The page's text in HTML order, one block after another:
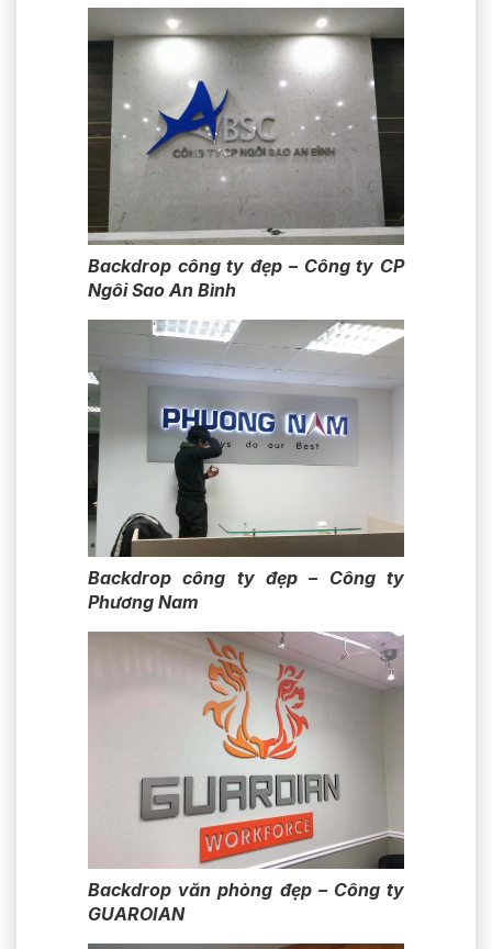
Backdrop công ty đẹp – Công ty CP
Ngôi Sao An Bình
Backdrop công ty đẹp – Công ty
Phương Nam
Backdrop văn phòng đẹp – Công ty
GUAROIAN